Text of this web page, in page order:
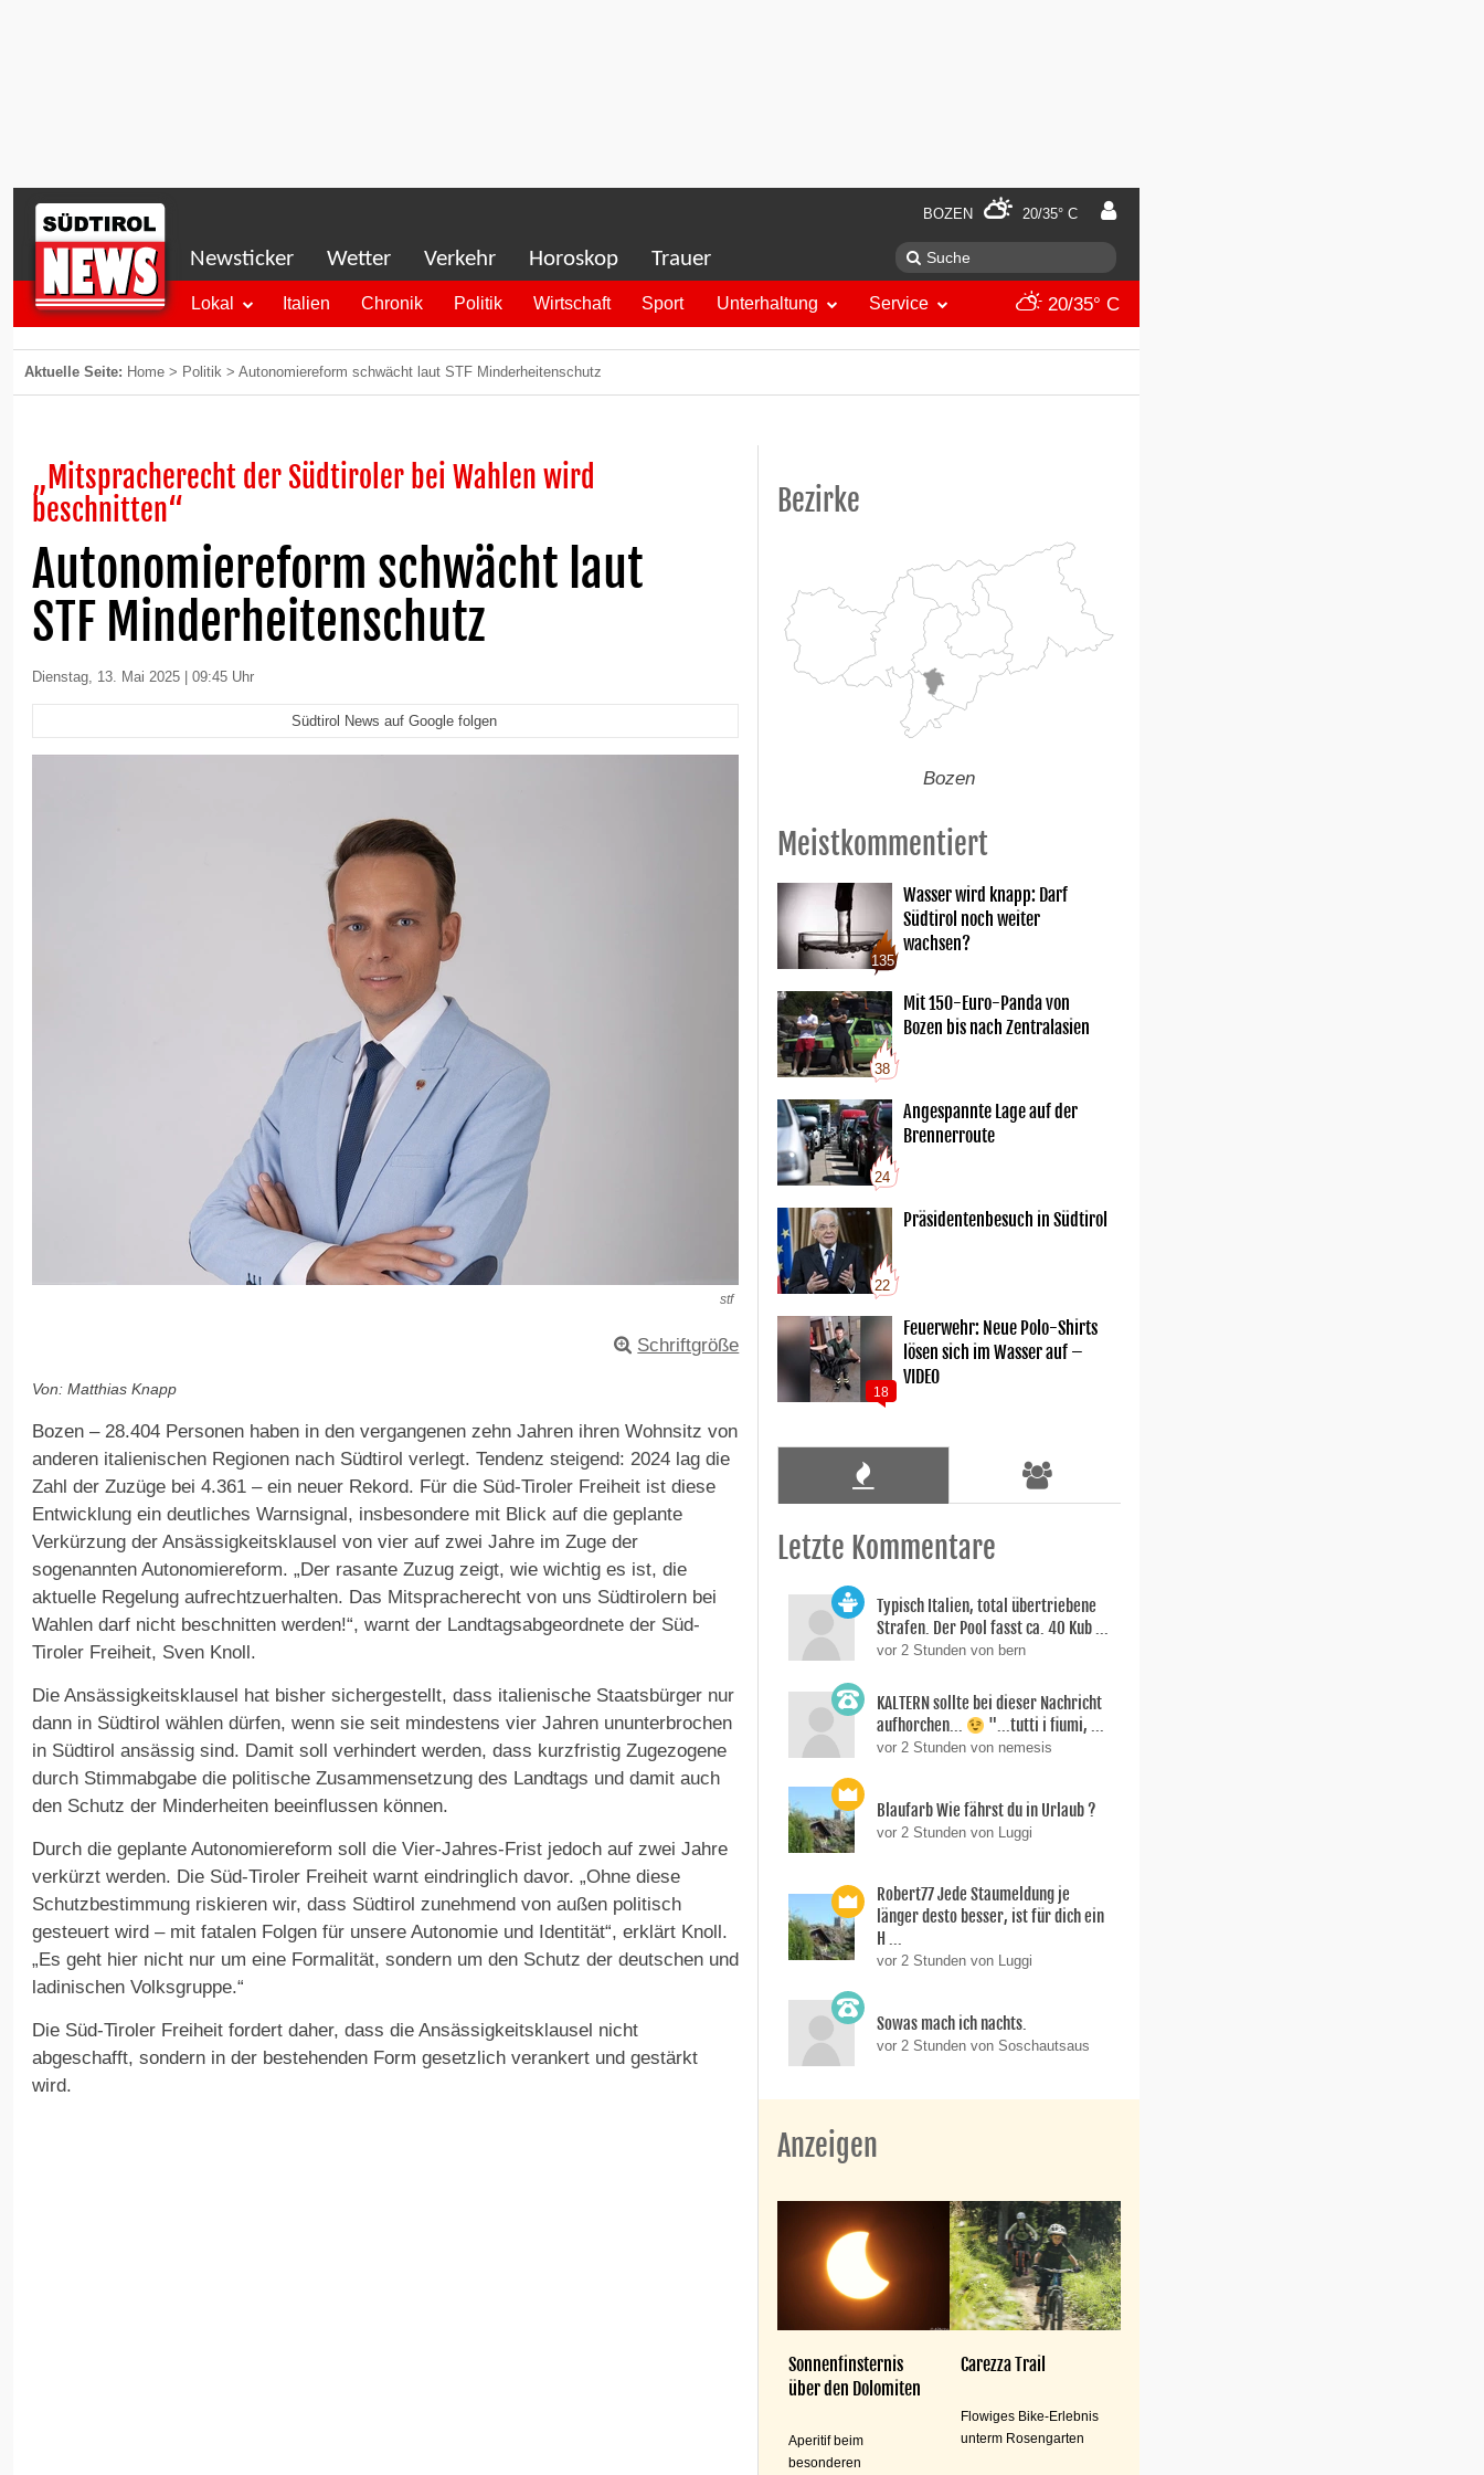
BOZEN 20/35° C
Newsticker Wetter Verkehr Horoskop Trauer
Lokal Italien Chronik Politik Wirtschaft Sport Unterhaltung Service 20/35° C
Aktuelle Seite: Home > Politik > Autonomiereform schwächt laut STF Minderheitenschutz
„Mitspracherecht der Südtiroler bei Wahlen wird
beschnitten“
Autonomiereform schwächt laut
STF Minderheitenschutz
Dienstag, 13. Mai 2025 | 09:45 Uhr
Südtirol News auf Google folgen
stf
Schriftgröße
Von: Matthias Knapp
Bozen – 28.404 Personen haben in den vergangenen zehn Jahren ihren Wohnsitz von
anderen italienischen Regionen nach Südtirol verlegt. Tendenz steigend: 2024 lag die
Zahl der Zuzüge bei 4.361 – ein neuer Rekord. Für die Süd-Tiroler Freiheit ist diese
Entwicklung ein deutliches Warnsignal, insbesondere mit Blick auf die geplante
Verkürzung der Ansässigkeitsklausel von vier auf zwei Jahre im Zuge der
sogenannten Autonomiereform. „Der rasante Zuzug zeigt, wie wichtig es ist, die
aktuelle Regelung aufrechtzuerhalten. Das Mitspracherecht von uns Südtirolern bei
Wahlen darf nicht beschnitten werden!“, warnt der Landtagsabgeordnete der Süd-
Tiroler Freiheit, Sven Knoll.
Die Ansässigkeitsklausel hat bisher sichergestellt, dass italienische Staatsbürger nur
dann in Südtirol wählen dürfen, wenn sie seit mindestens vier Jahren ununterbrochen
in Südtirol ansässig sind. Damit soll verhindert werden, dass kurzfristig Zugezogene
durch Stimmabgabe die politische Zusammensetzung des Landtags und damit auch
den Schutz der Minderheiten beeinflussen können.
Durch die geplante Autonomiereform soll die Vier-Jahres-Frist jedoch auf zwei Jahre
verkürzt werden. Die Süd-Tiroler Freiheit warnt eindringlich davor. „Ohne diese
Schutzbestimmung riskieren wir, dass Südtirol zunehmend von außen politisch
gesteuert wird – mit fatalen Folgen für unsere Autonomie und Identität“, erklärt Knoll.
„Es geht hier nicht nur um eine Formalität, sondern um den Schutz der deutschen und
ladinischen Volksgruppe.“
Die Süd-Tiroler Freiheit fordert daher, dass die Ansässigkeitsklausel nicht
abgeschafft, sondern in der bestehenden Form gesetzlich verankert und gestärkt
wird.
Bezirke
Bozen
Meistkommentiert
135
Wasser wird knapp: Darf
Südtirol noch weiter
wachsen?
38
Mit 150-Euro-Panda von
Bozen bis nach Zentralasien
24
Angespannte Lage auf der
Brennerroute
22
Präsidentenbesuch in Südtirol
18
Feuerwehr: Neue Polo-Shirts
lösen sich im Wasser auf –
VIDEO
Letzte Kommentare
Typisch Italien, total übertriebene
Strafen. Der Pool fasst ca. 40 Kub ...
vor 2 Stunden von bern
KALTERN sollte bei dieser Nachricht
aufhorchen...
"...tutti i fiumi, ...
vor 2 Stunden von nemesis
Blaufarb Wie fährst du in Urlaub ?
vor 2 Stunden von Luggi
Robert77 Jede Staumeldung je
länger desto besser, ist für dich ein
H ...
vor 2 Stunden von Luggi
Sowas mach ich nachts.
vor 2 Stunden von Soschautsaus
Anzeigen
Sonnenfinsternis
über den Dolomiten
Aperitif beim
besonderen
Carezza Trail
Flowiges Bike-Erlebnis
unterm Rosengarten